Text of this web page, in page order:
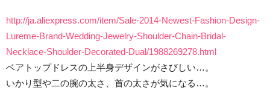
http://ja.aliexpress.com/item/Sale-2014-Newest-Fashion-Design-
Lureme-Brand-Wedding-Jewelry-Shoulder-Chain-Bridal-
Necklace-Shoulder-Decorated-Dual/1988269278.html
ベアトップドレスの上半身デザインがさびしい…。
いかり型や二の腕の太さ、首の太さが気になる…。